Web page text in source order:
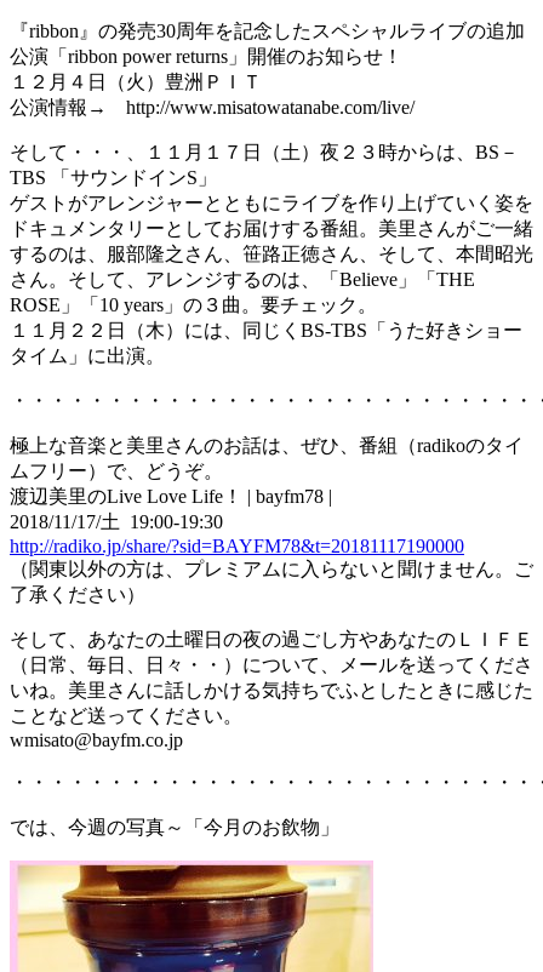
『ribbon』の発売30周年を記念したスペシャルライブの追加
公演「ribbon power returns」開催のお知らせ！
１２月４日（火）豊洲ＰＩＴ
公演情報→ http://www.misatowatanabe.com/live/
そして・・・、１１月１７日（土）夜２３時からは、BS－
TBS 「サウンドインS」
ゲストがアレンジャーとともにライブを作り上げていく姿を
ドキュメンタリーとしてお届けする番組。美里さんがご一緒
するのは、服部隆之さん、笹路正徳さん、そして、本間昭光
さん。そして、アレンジするのは、「Believe」「THE
ROSE」「10 years」の３曲。要チェック。
１１月２２日（木）には、同じくBS-TBS「うた好きショー
タイム」に出演。
・・・・・・・・・・・・・・・・・・・・・・・・・・
極上な音楽と美里さんのお話は、ぜひ、番組（radikoのタイ
ムフリー）で、どうぞ。
渡辺美里のLive Love Life！ | bayfm78 |
2018/11/17/土 19:00-19:30
http://radiko.jp/share/?sid=BAYFM78&t=20181117190000
（関東以外の方は、プレミアムに入らないと聞けません。ご
了承ください）
そして、あなたの土曜日の夜の過ごし方やあなたのＬＩＦＥ
（日常、毎日、日々・・）について、メールを送ってくださ
いね。美里さんに話しかける気持ちでふとしたときに感じた
ことなど送ってください。
wmisato@bayfm.co.jp
・・・・・・・・・・・・・・・・・・・・・・・・・・
では、今週の写真～「今月のお飲物」